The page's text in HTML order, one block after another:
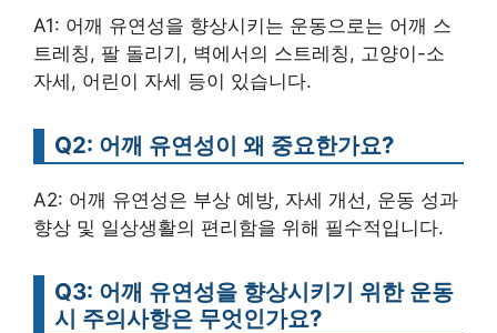
A1: 어깨 유연성을 향상시키는 운동으로는 어깨 스
트레칭, 팔 돌리기, 벽에서의 스트레칭, 고양이-소
자세, 어린이 자세 등이 있습니다.
Q2: 어깨 유연성이 왜 중요한가요?
A2: 어깨 유연성은 부상 예방, 자세 개선, 운동 성과
향상 및 일상생활의 편리함을 위해 필수적입니다.
Q3: 어깨 유연성을 향상시키기 위한 운동
시 주의사항은 무엇인가요?